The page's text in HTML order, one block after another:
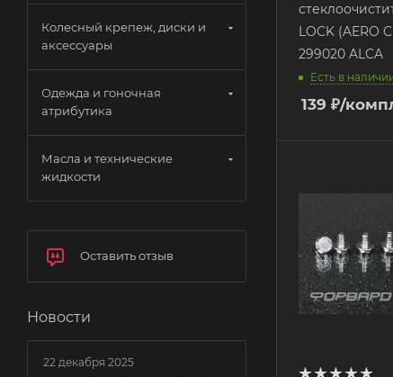
LOCK (AERO
299020 ALCA
Есть в
139 ₽/
Колесный крепеж, диски и
аксессуары
Одежда и гоночная
атрибутика
Масла и технические
жидкости
Оставить отзыв
Новости
22 декабря 2025